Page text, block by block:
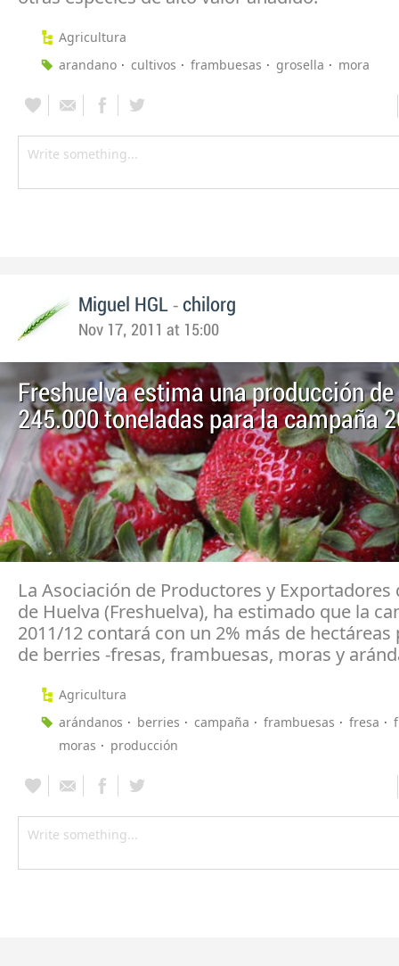
Agricultura
arandano
cultivos frambuesas grosella mora
Miguel HGL - chilorg
Nov 17, 2011 at 15:00
Freshuelva estima una producción
245.000 toneladas para la campaña
La Asociación de Productores y Exportadores
de Huelva (Freshuelva), ha estimado que la
2011/12 contará con un 2% más de hectáreas
de berries -fresas, frambuesas, moras y
Agricultura
arándanos
berries campaña frambuesas fresa
moras
producción